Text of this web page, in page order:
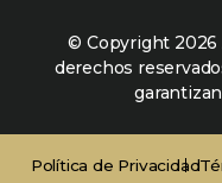
© Copyright 2026
derechos
Política de Privacidad